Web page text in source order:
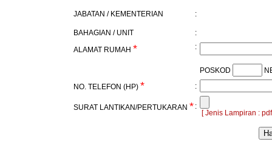
JABATAN / KEMENTERIAN :
BAHAGIAN / UNIT
:
ALAMAT RUMAH * :
POSKOD
NO. TELEFON (HP) * :
SURAT LANTIKAN/PERTUKARAN * :
[ Jenis Lampiran :